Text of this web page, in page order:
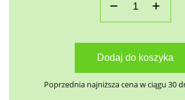
Dodaj do koszyka
Poprzednia najniższa cena w ciągu 30